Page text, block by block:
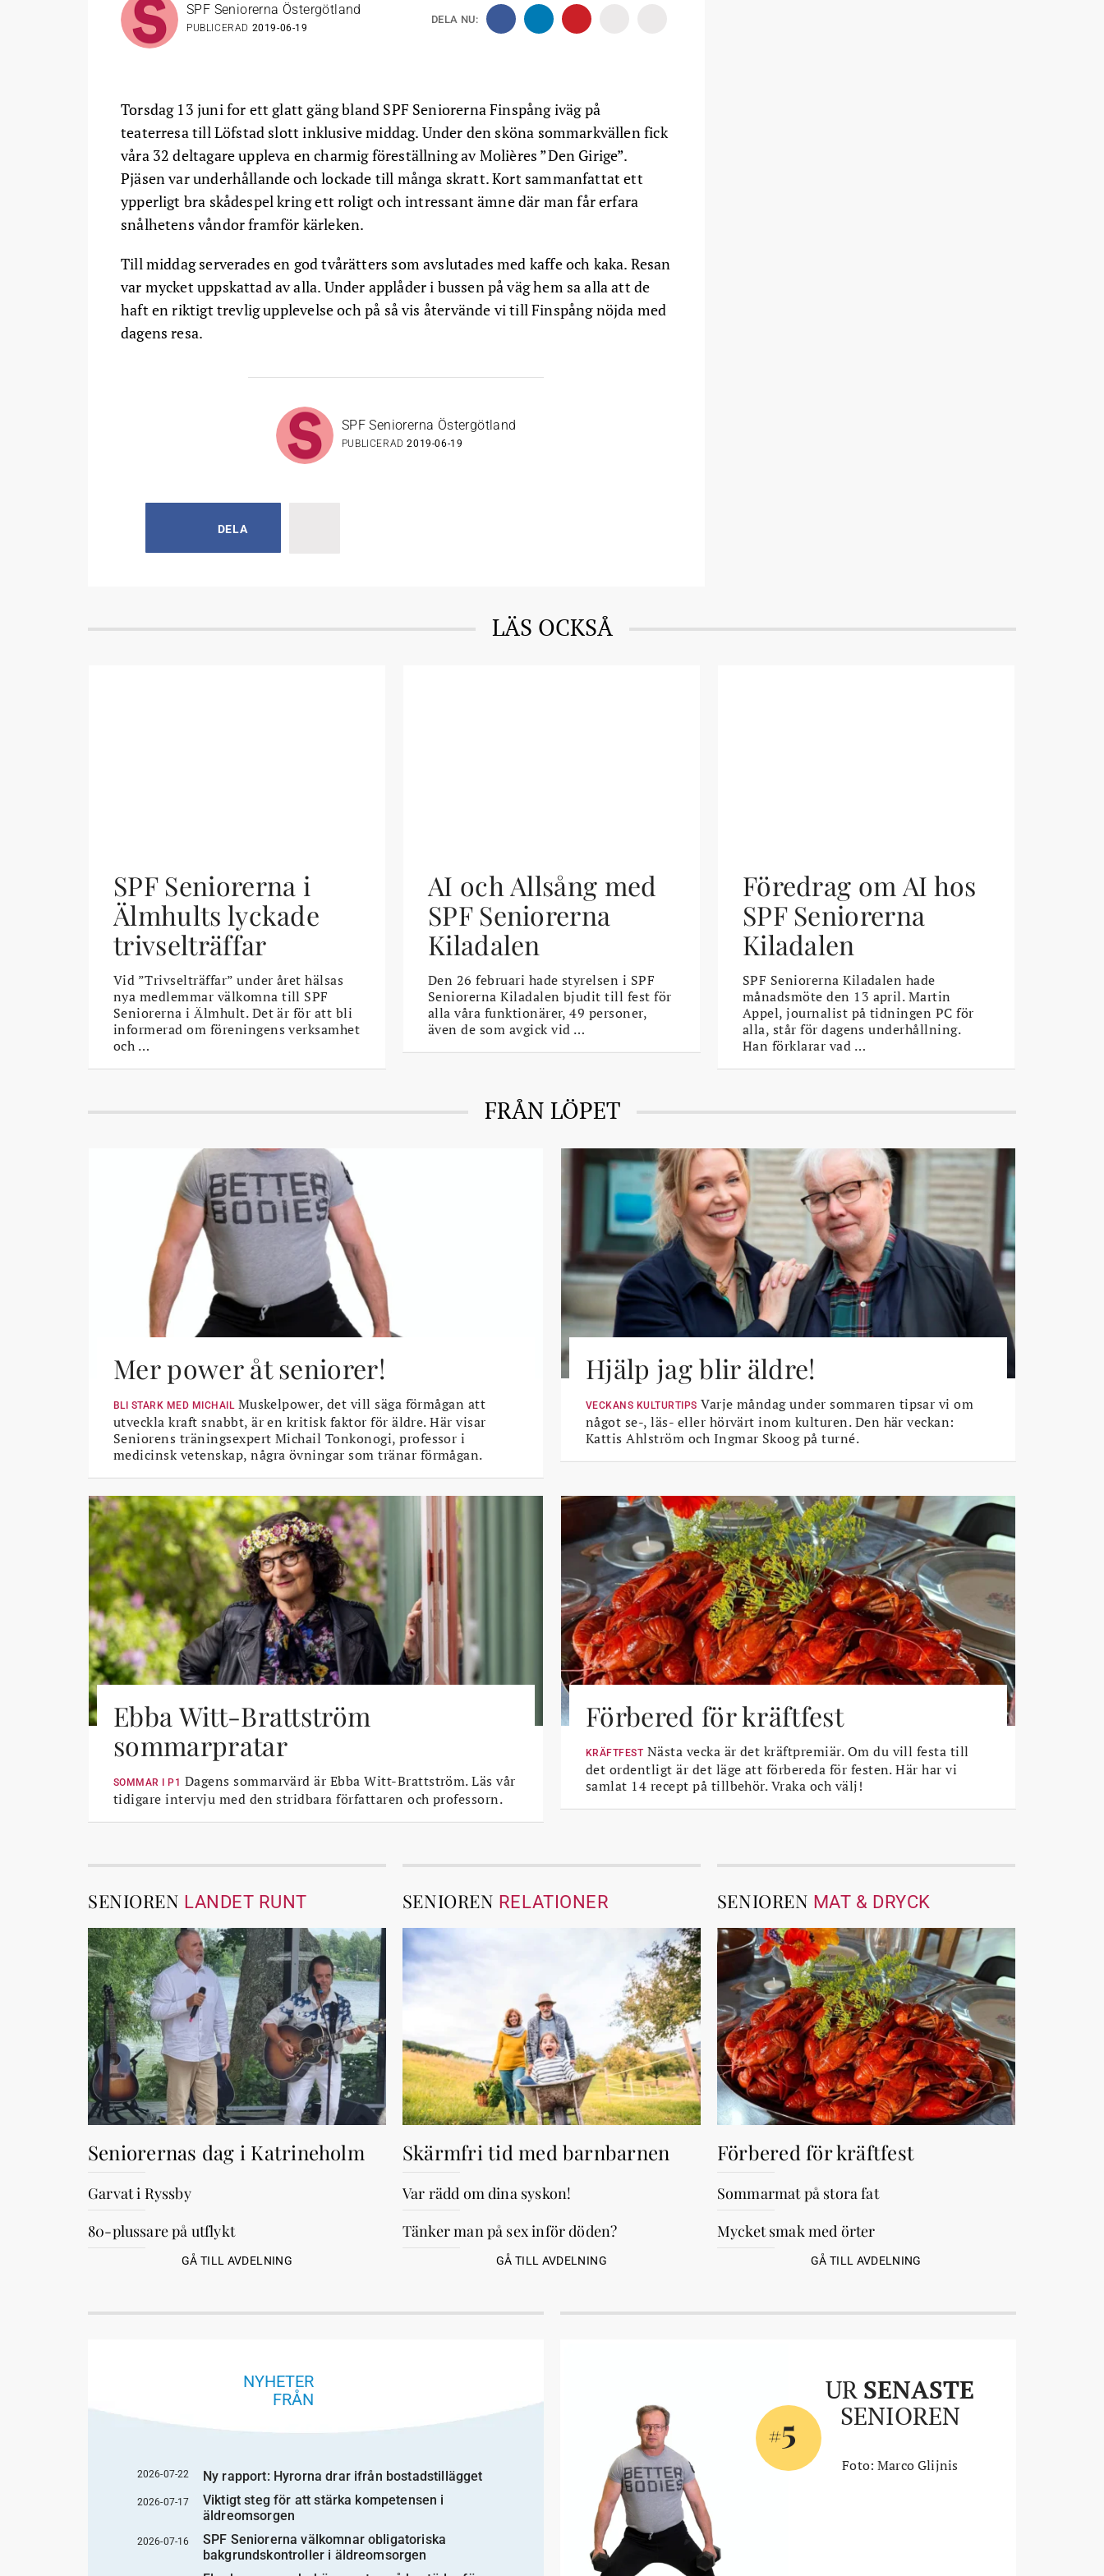
SPF Seniorerna Östergötland
PUBLICERAD 2019-06-19
DELA NU:
Torsdag 13 juni for ett glatt gäng bland SPF Seniorerna Finspång iväg på
teaterresa till Löfstad slott inklusive middag. Under den sköna sommarkvällen fick
våra 32 deltagare uppleva en charmig föreställning av Molières ”Den Girige”.
Pjäsen var underhållande och lockade till många skratt. Kort sammanfattat ett
ypperligt bra skådespel kring ett roligt och intressant ämne där man får erfara
snålhetens våndor framför kärleken.
Till middag serverades en god tvårätters som avslutades med kaffe och kaka. Resan
var mycket uppskattad av alla. Under applåder i bussen på väg hem sa alla att de
haft en riktigt trevlig upplevelse och på så vis återvände vi till Finspång nöjda med
dagens resa.
SPF Seniorerna Östergötland
PUBLICERAD2019-06-19
DELA
LÄS OCKSÅ
SPF Seniorerna i
Älmhults lyckade
trivselträffar
Vid ”Trivselträffar” under året hälsas
nya medlemmar välkomna till SPF
Seniorerna i Älmhult. Det är för att bli
informerad om föreningens verksamhet
och …
AI och Allsång med
SPF Seniorerna
Kiladalen
Den 26 februari hade styrelsen i SPF
Seniorerna Kiladalen bjudit till fest för
alla våra funktionärer, 49 personer,
även de som avgick vid …
Föredrag om AI hos
SPF Seniorerna
Kiladalen
SPF Seniorerna Kiladalen hade
månadsmöte den 13 april. Martin
Appel, journalist på tidningen PC för
alla, står för dagens underhållning.
Han förklarar vad …
FRÅN LÖPET
Mer power åt seniorer!
BLI STARK MED MICHAILMuskelpower, det vill säga förmågan att
utveckla kraft snabbt, är en kritisk faktor för äldre. Här visar
Seniorens träningsexpert Michail Tonkonogi, professor i
medicinsk vetenskap, några övningar som tränar förmågan.
Hjälp jag blir äldre!
VECKANS KULTURTIPS Varje måndag under sommaren tipsar vi om
något se-, läs- eller hörvärt inom kulturen. Den här veckan:
Kattis Ahlström och Ingmar Skoog på turné.
Ebba Witt-Brattström
sommarpratar
SOMMAR I P1 Dagens sommarvärd är Ebba Witt-Brattström. Läs vår
tidigare intervju med den stridbara författaren och professorn.
Förbered för kräftfest
KRÄFTFEST Nästa vecka är det kräftpremiär. Om du vill festa till
det ordentligt är det läge att förbereda för festen. Här har vi
samlat 14 recept på tillbehör. Vraka och välj!
SENIOREN LANDET RUNT
Seniorernas dag i Katrineholm
Garvat i Ryssby
80-plussare på utflykt
GÅ TILL AVDELNING
SENIOREN RELATIONER
Skärmfri tid med barnbarnen
Var rädd om dina syskon!
Tänker man på sex inför döden?
GÅ TILL AVDELNING
SENIOREN MAT & DRYCK
Förbered för kräftfest
Sommarmat på stora fat
Mycket smak med örter
GÅ TILL AVDELNING
NYHETER
FRÅN
2026-07-22 Ny rapport: Hyrorna drar ifrån bostadstillägget
2026-07-17
Viktigt steg för att stärka kompetensen i
äldreomsorgen
2026-07-16
SPF Seniorerna välkomnar obligatoriska
bakgrundskontroller i äldreomsorgen
#5
UR SENASTE
SENIOREN
Foto: Marco Glijnis